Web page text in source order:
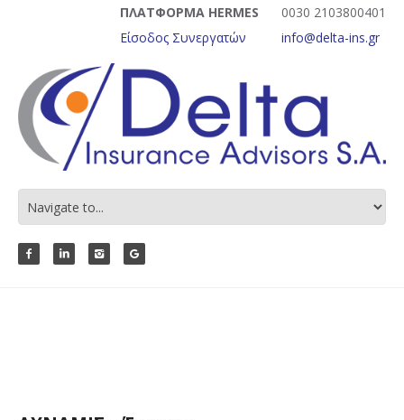
0030 2103800401
info@delta-ins.gr
ΠΛΑΤΦΟΡΜΑ HERMES
Είσοδος Συνεργατών